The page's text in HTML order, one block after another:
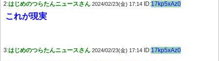
2:はじめのつらたんニュースさん 2024/02/23(金) 17:14 ID:17kp5xAz0
これが現実
3:はじめのつらたんニュースさん 2024/02/23(金) 17:14 ID:17kp5xAz0